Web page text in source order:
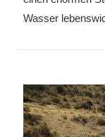
Wasser